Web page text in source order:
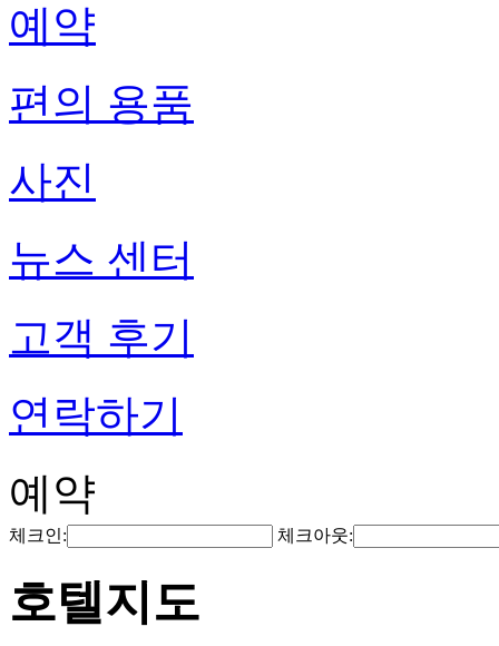
예약
편의 용품
사진
뉴스 센터
고객 후기
연락하기
예약
체크인: 체크아웃:
호텔지도